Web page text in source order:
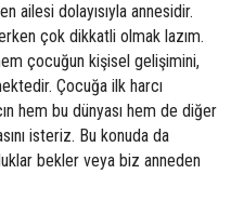
ailesi dolayısıyla annesidir.
çok dikkatli olmak lazım.
çocuğun kişisel gelişimini,
Çocuğa ilk harcı
hem bu dünyası hem de diğer
isteriz. Bu konuda da
bekler veya biz anneden